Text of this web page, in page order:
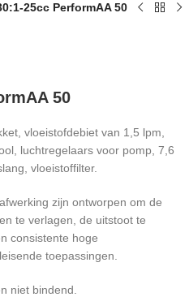
25cc PerformAA 50
50
vloeistofdebiet van 1,5 lpm,
luchtregelaars voor pomp, 7,6
vloeistoffilter.
zijn ontworpen om de
te verlagen, de uitstoot te
consistente hoge
toepassingen.
niet bindend.